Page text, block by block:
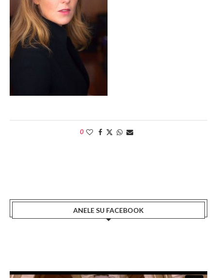
0
ANELE SU FACEBOOK